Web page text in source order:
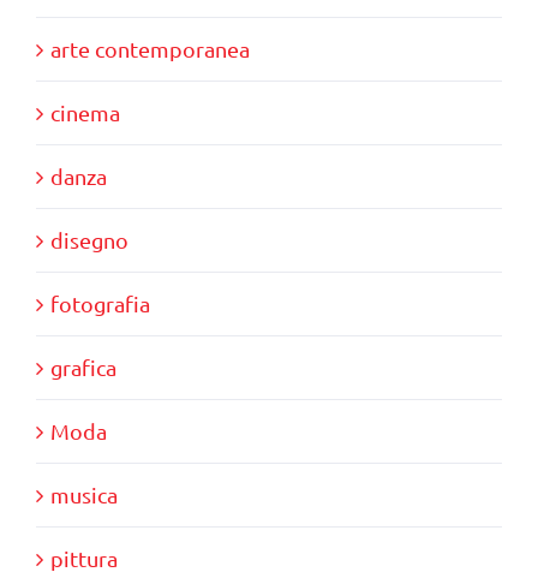
arte contemporanea
cinema
danza
disegno
fotografia
grafica
Moda
musica
pittura